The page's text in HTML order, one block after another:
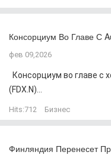
Консорциум Во Главе С
фев 09,2026
Консорциум во главе с
(FDX.N)...
Hits:712 Бизнес
Финляндия Перенесет